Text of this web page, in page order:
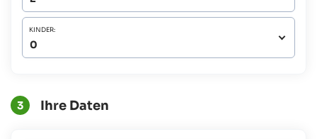
KINDER:
3 Ihre Daten